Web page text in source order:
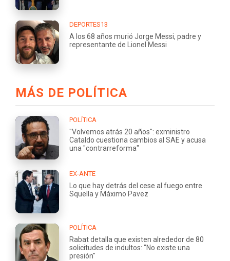
DEPORTES13
A los 68 años murió Jorge Messi, padre y
representante de Lionel Messi
MÁS DE POLÍTICA
POLÍTICA
"Volvemos atrás 20 años": exministro
Cataldo cuestiona cambios al SAE y acusa
una "contrarreforma"
EX-ANTE
Lo que hay detrás del cese al fuego entre
Squella y Máximo Pavez
POLÍTICA
Rabat detalla que existen alrededor de 80
solicitudes de indultos: "No existe una
presión"